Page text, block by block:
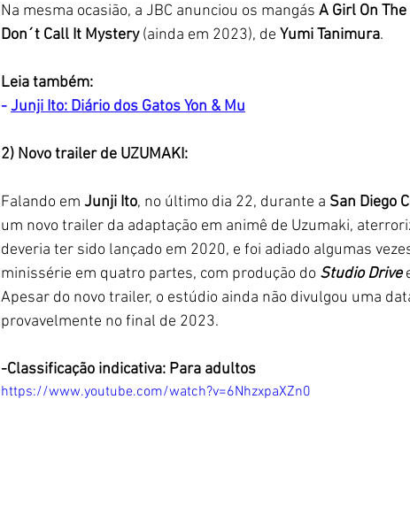
Na mesma ocasião, a JBC anunciou os mangás A Girl On
Don´t Call It Mystery (ainda em 2023), de Yumi Tanimura.
Leia também:
- Junji Ito: Diário dos Gatos Yon & Mu
2) Novo trailer de UZUMAKI:
Falando em Junji Ito, no último dia 22, durante a San Diego
um novo trailer da adaptação em animê de Uzumaki,
deveria ter sido lançado em 2020, e foi adiado algumas
minissérie em quatro partes, com produção do Studio Drive
Apesar do novo trailer, o estúdio ainda não divulgou uma
provavelmente no final de 2023.
-Classificação indicativa: Para adultos
https://www.youtube.com/watch?v=6NhzxpaXZn0